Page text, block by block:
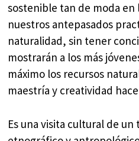
sostenible tan de moda en
nuestros antepasados
naturalidad, sin tener
mostrarán a los más
máximo los recursos
maestría y creatividad
Es una visita cultural de